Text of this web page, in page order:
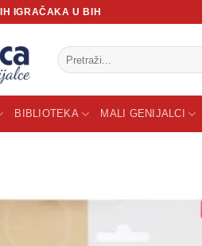
IGRAČAKA U BIH
Pretraži:
BIBLIOTEKA MALI GENIJALCI